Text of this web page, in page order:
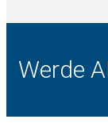
Werde